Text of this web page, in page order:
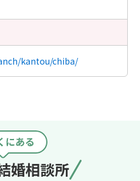
kantou/chiba/
婚相談所